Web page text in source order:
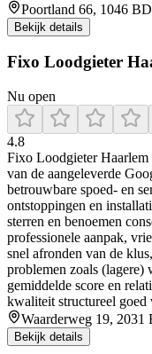
Poortland 66, 1046
Bekijk details
Fixo Loodgieter
Nu open
4.8
Fixo Loodgieter
van de aangeleverde
betrouwbare spoed- en
ontstoppingen en
sterren en benoemen
professionele aanpak,
snel afronden van de
problemen zoals (lagere)
gemiddelde score en
kwaliteit structureel goed
Waarderweg 19, 2031
Bekijk details